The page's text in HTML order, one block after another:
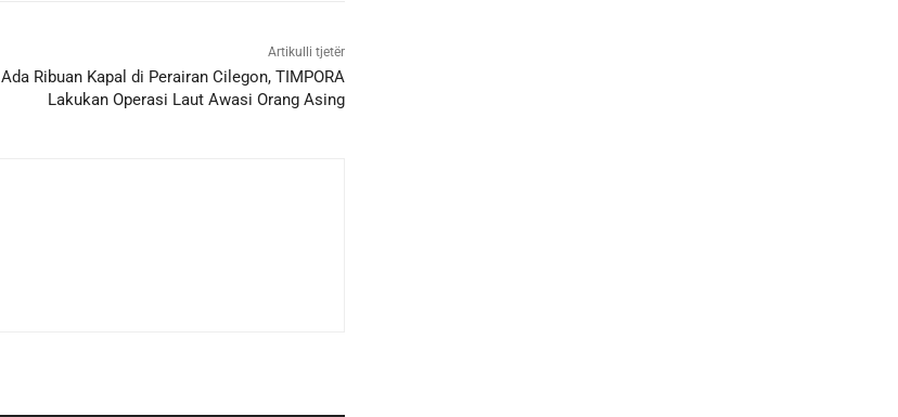
Artikulli tjetër
Ada Ribuan Kapal di Perairan Cilegon, TIMPORA
Lakukan Operasi Laut Awasi Orang Asing